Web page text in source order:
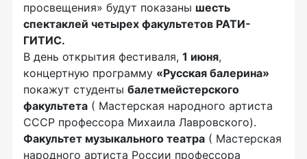
просвещения» будут показаны шесть
спектаклей четырех факультетов РАТИ-
ГИТИС.
В день открытия фестиваля, 1 июня,
концертную программу «Русская балерина»
покажут студенты балетмейстерского
факультета ( Мастерская народного артиста
СССР профессора Михаила Лавровского).
Факультет музыкального театра ( Мастерская
народного артиста России профессора